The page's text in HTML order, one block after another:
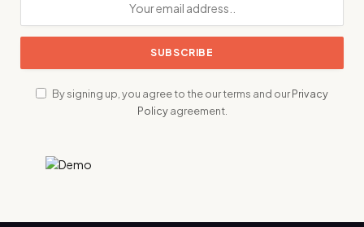
By signing up, you agree to the our terms and ourPrivacy
Policyagreement.